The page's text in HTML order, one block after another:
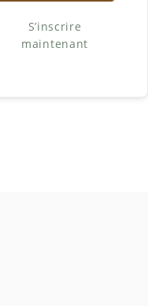
S’inscrire
maintenant